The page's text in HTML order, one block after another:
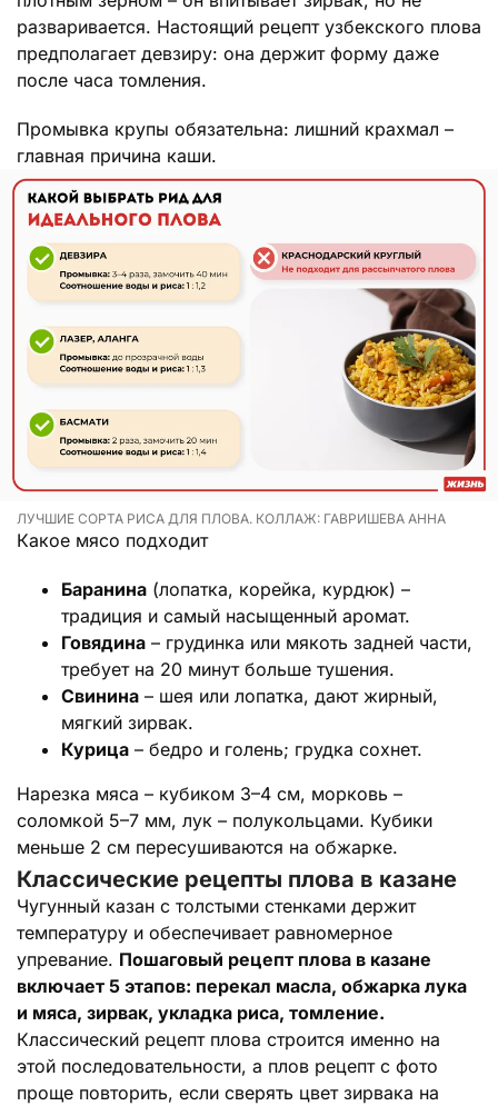
разваривается. Настоящий рецепт узбекского плова
предполагает девзиру: она держит форму даже
после часа томления.
Промывка крупы обязательна: лишний крахмал –
главная причина каши.
ЛУЧШИЕ СОРТА РИСА ДЛЯ ПЛОВА. КОЛЛАЖ: ГАВРИШЕВА АННА
Какое мясо подходит
Баранина (лопатка, корейка, курдюк) –
традиция и самый насыщенный аромат.
Говядина – грудинка или мякоть задней части,
требует на 20 минут больше тушения.
Свинина – шея или лопатка, дают жирный,
мягкий зирвак.
Курица – бедро и голень; грудка сохнет.
Нарезка мяса – кубиком 3–4 см, морковь –
соломкой 5–7 мм, лук – полукольцами. Кубики
меньше 2 см пересушиваются на обжарке.
Классические рецепты плова в казане
Чугунный казан с толстыми стенками держит
температуру и обеспечивает равномерное
упревание. Пошаговый рецепт плова в казане
включает 5 этапов: перекал масла, обжарка лука
и мяса, зирвак, укладка риса, томление.
Классический рецепт плова строится именно на
этой последовательности, а плов рецепт с фото
проще повторить, если сверять цвет зирвака на